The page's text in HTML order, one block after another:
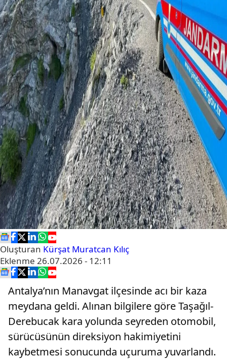
Oluşturan Kürşat Muratcan Kılıç
Eklenme 26.07.2026 - 12:11
Antalya’nın Manavgat ilçesinde acı bir kaza
meydana geldi. Alınan bilgilere göre Taşağıl-
Derebucak kara yolunda seyreden otomobil,
sürücüsünün direksiyon hakimiyetini
kaybetmesi sonucunda uçuruma yuvarlandı.